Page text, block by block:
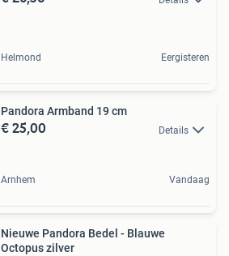
Helmond Eergisteren
Pandora Armband 19 cm
€ 25,00 Details
Arnhem Vandaag
Nieuwe Pandora Bedel - Blauwe
Octopus zilver